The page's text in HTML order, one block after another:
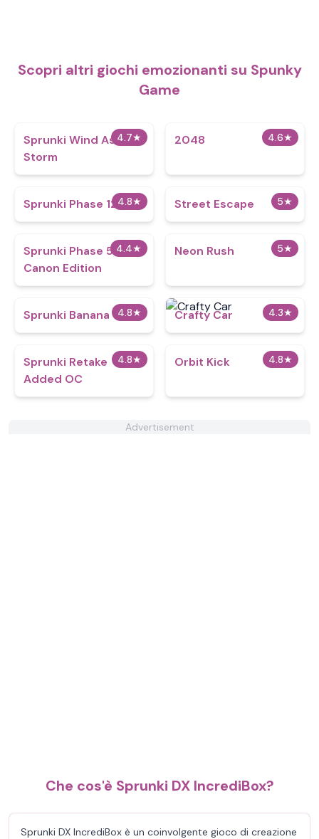
Scopri altri giochi emozionanti su Spunky
Game
4.7★
Sprunki Wind As
Storm
4.6★
2048
4.8★
Sprunki Phase 12 5★
Street Escape
4.4★
Sprunki Phase 5
Canon Edition
5★
Neon Rush
4.8★
Sprunki Banana 4.3★
Crafty Car
4.8★
Sprunki Retake
Added OC
4.8★
Orbit Kick
Advertisement
Che cos'è Sprunki DX IncrediBox?
Sprunki DX IncrediBox è un coinvolgente gioco di creazione